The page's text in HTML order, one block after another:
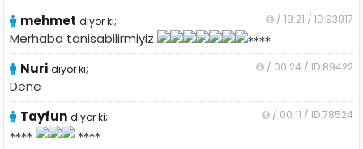
mehmet diyor ki; / 18:21 / ID:93817
Merhaba tanisabilirmiyiz
Nuri diyor ki; / 00:24 / ID:89422
Dene
Tayfun diyor ki; / 00:11 / ID:78524